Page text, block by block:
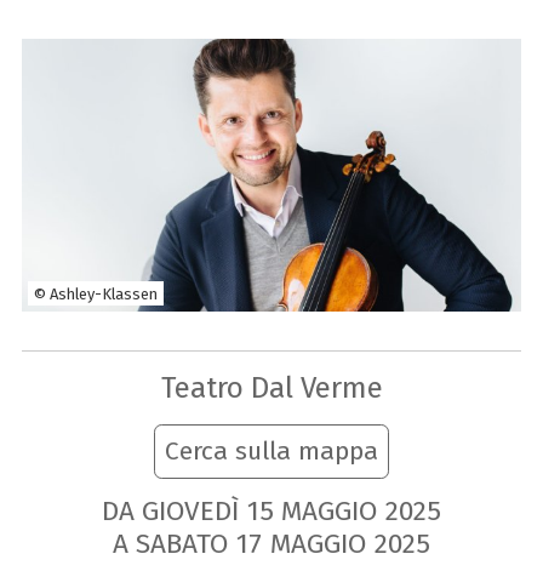
© Ashley-Klassen
Teatro Dal Verme
Cerca sulla mappa
DA GIOVEDÌ 15 MAGGIO 2025
A SABATO 17 MAGGIO 2025